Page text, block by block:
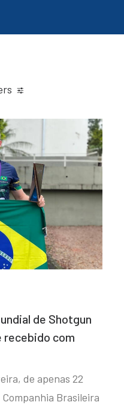
de Shotgun
recebido com
de apenas 22
Brasileira